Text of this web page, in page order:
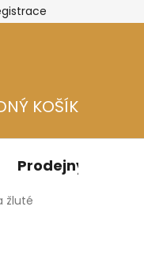
Velikostní tabulky -
KOŠÍK
Prodejny
žluté